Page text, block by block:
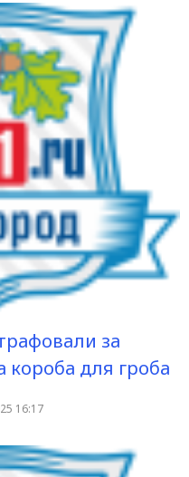
за
короба для гроба
16:17